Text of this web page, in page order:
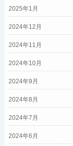
2025年1月
2024年12月
2024年11月
2024年10月
2024年9月
2024年8月
2024年7月
2024年6月